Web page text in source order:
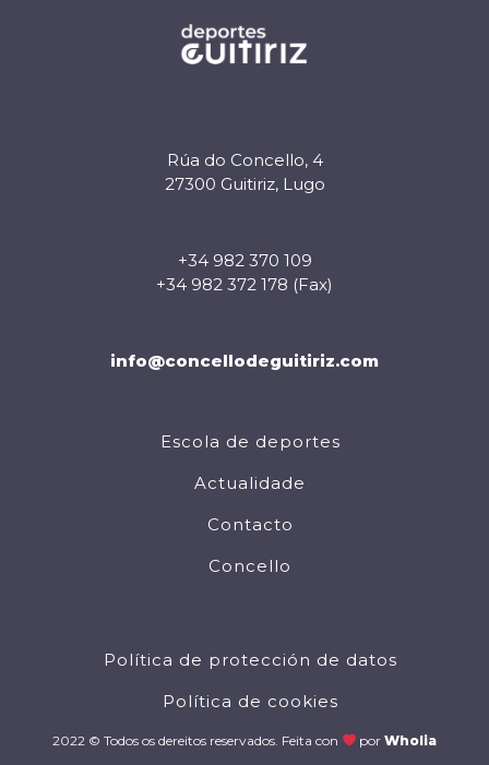
Rúa do Concello, 4
27300 Guitiriz, Lugo
+34 982 370 109
+34 982 372 178 (Fax)
info@concellodeguitiriz.com
Escola de deportes
Actualidade
Contacto
Concello
Política de protección de datos
Política de cookies
2022 © Todos os dereitos reservados. Feita con porWholia